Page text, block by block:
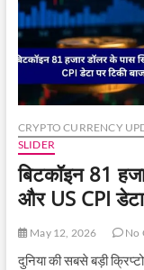
Bitcoin,
$81,000
के
आसपास
ट्रेड
कर
रही
दुनिया
की
बड़ी
क्रिप्टोकरेंसी
CRYPTO CURRENCY
SLIDER
बिटकॉइन 81
और US CPI डेटा
May 12, 2026 No
दुनिया की सबसे बड़ी